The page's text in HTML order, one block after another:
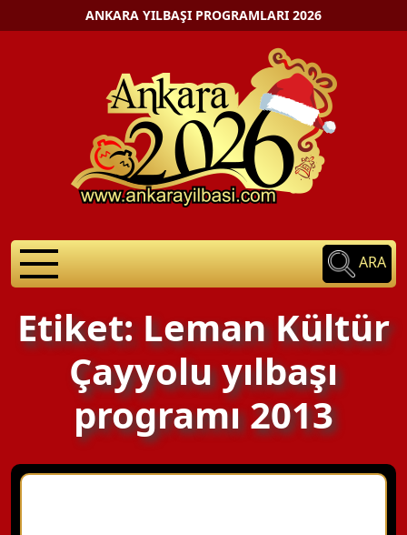
ANKARA YILBAŞI PROGRAMLARI 2026
ARA
Etiket: Leman Kültür
Çayyolu yılbaşı
programı 2013